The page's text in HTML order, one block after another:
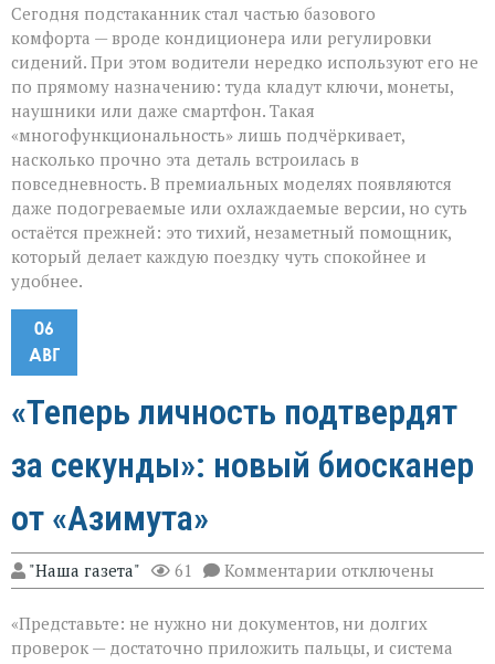
Сегодня подстаканник стал частью базового
комфорта — вроде кондиционера или регулировки
сидений. При этом водители нередко используют его не
по прямому назначению: туда кладут ключи, монеты,
наушники или даже смартфон. Такая
«многофункциональность» лишь подчёркивает,
насколько прочно эта деталь встроилась в
повседневность. В премиальных моделях появляются
даже подогреваемые или охлаждаемые версии, но суть
остаётся прежней: это тихий, незаметный помощник,
который делает каждую поездку чуть спокойнее и
удобнее.
06
АВГ
«Теперь личность подтвердят
за секунды»: новый биосканер
от «Азимута»
"Наша газета" 61 Комментарии к
записи
личность
подтвердят
отключены
«Представьте: не нужно ни документов, ни долгих
проверок — достаточно приложить пальцы, и система